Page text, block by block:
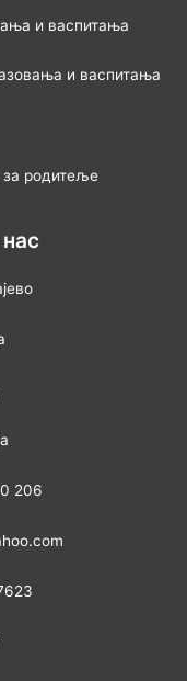
и васпитања
и васпитања
за родитеље
206